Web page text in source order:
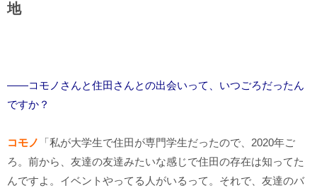
地
――コモノさんと住田さんとの出会いって、いつごろだったん
ですか？
コモノ
「私が大学生で住田が専門学生だったので、2020年ご
ろ。前から、友達の友達みたいな感じで住田の存在は知ってた
んですよ。イベントやってる人がいるって。それで、友達のバ